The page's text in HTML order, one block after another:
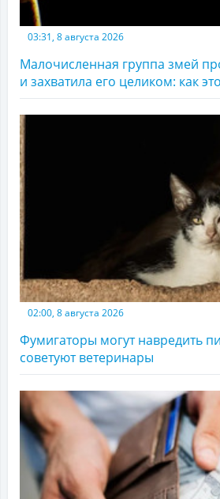
03:31, 8 августа 2026
Малочисленная группа змей
и захватила его целиком: как
02:00, 8 августа 2026
Фумигаторы могут навредить
советуют ветеринары